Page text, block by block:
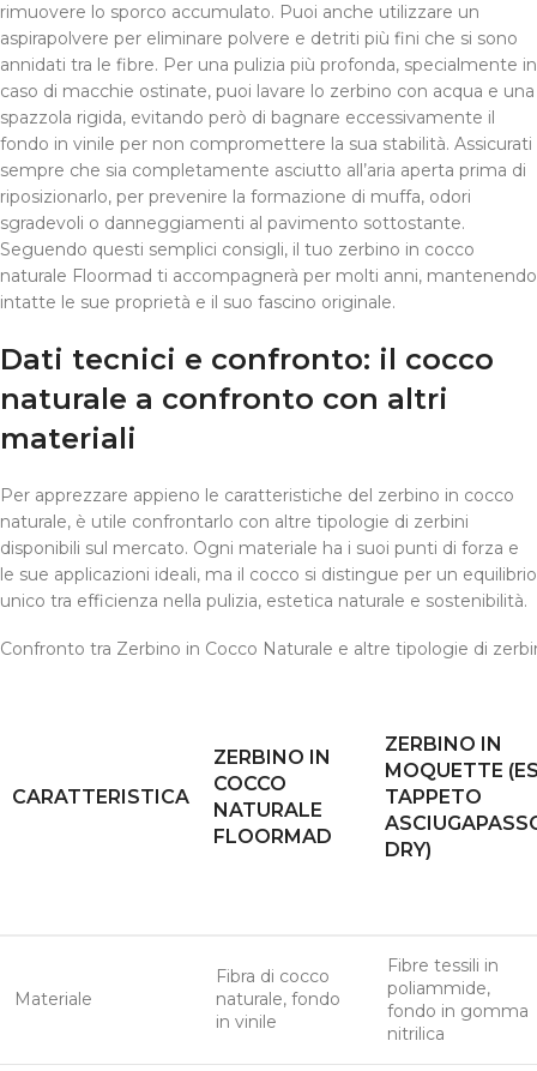
rimuovere lo sporco accumulato. Puoi anche utilizzare un
aspirapolvere per eliminare polvere e detriti più fini che si sono
annidati tra le fibre. Per una pulizia più profonda, specialmente in
caso di macchie ostinate, puoi lavare lo zerbino con acqua e una
spazzola rigida, evitando però di bagnare eccessivamente il
fondo in vinile per non compromettere la sua stabilità. Assicurati
sempre che sia completamente asciutto all’aria aperta prima di
riposizionarlo, per prevenire la formazione di muffa, odori
sgradevoli o danneggiamenti al pavimento sottostante.
Seguendo questi semplici consigli, il tuo zerbino in cocco
naturale Floormad ti accompagnerà per molti anni, mantenendo
intatte le sue proprietà e il suo fascino originale.
Dati tecnici e confronto: il cocco
naturale a confronto con altri
materiali
Per apprezzare appieno le caratteristiche del zerbino in cocco
naturale, è utile confrontarlo con altre tipologie di zerbini
disponibili sul mercato. Ogni materiale ha i suoi punti di forza e
le sue applicazioni ideali, ma il cocco si distingue per un equilibrio
unico tra efficienza nella pulizia, estetica naturale e sostenibilità.
Confronto tra Zerbino in Cocco Naturale e altre tipologie di
CARATTERISTICA
ZERBINO IN
COCCO
NATURALE
FLOORMAD
ZERBINO IN
MOQUETTE
TAPPETO
DRY)
Materiale
Fibra di cocco
naturale, fondo
in vinile
Fibre tessili in
poliammide,
fondo in gomma
nitrilica